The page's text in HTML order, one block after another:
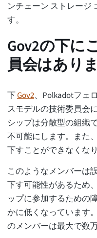
ンチェーン ストレージ
す。
Gov2の下に
員会はあり
下Gov2、Polkadotフェ
スモデルの技術委員会
シップは分散型の組織
不可能にします。また
下すことができなくなり
このようなメンバーは
下す可能性があるため
ップに参加するための
かに低くなっています
のメンバーは最大で数